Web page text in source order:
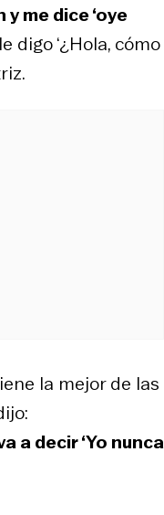
me dice ‘oye
digo ‘¿Hola, cómo
la mejor de las
a decir ‘Yo nunca